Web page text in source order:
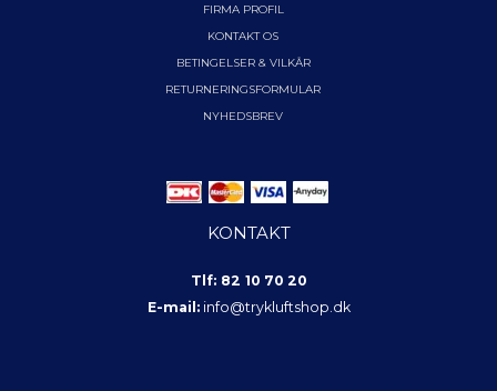
FIRMA PROFIL
KONTAKT OS
BETINGELSER & VILKÅR
RETURNERINGSFORMULAR
NYHEDSBREV
KONTAKT
Tlf: 82 10 70 20
E-mail: info@trykluftshop.dk